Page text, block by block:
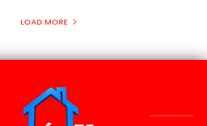
LOAD MORE